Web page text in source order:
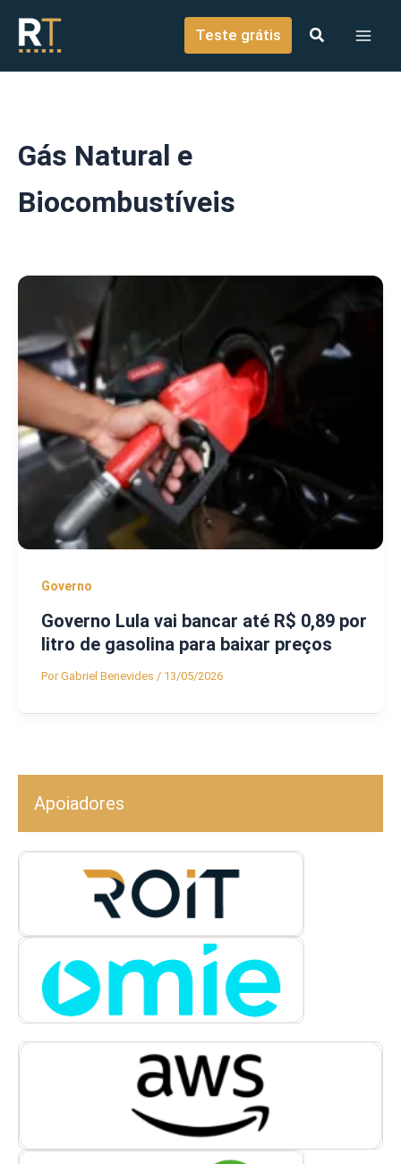
conteúdo
Teste grátis
Gás Natural e
Biocombustíveis
Governo
Governo Lula vai bancar até R$ 0,89 por
litro de gasolina para baixar preços
PorGabriel Benevides / 13/05/2026
Apoiadores